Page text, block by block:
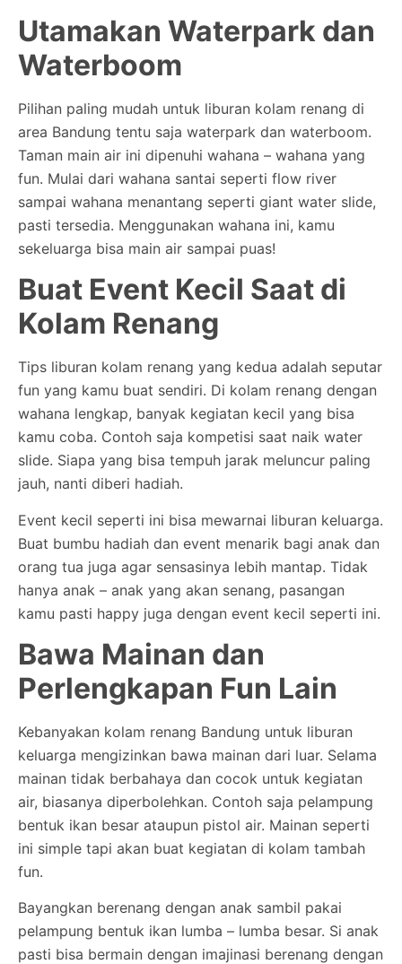
Utamakan Waterpark dan
Waterboom
Pilihan paling mudah untuk liburan kolam renang di
area Bandung tentu saja waterpark dan waterboom.
Taman main air ini dipenuhi wahana – wahana yang
fun. Mulai dari wahana santai seperti flow river
sampai wahana menantang seperti giant water slide,
pasti tersedia. Menggunakan wahana ini, kamu
sekeluarga bisa main air sampai puas!
Buat Event Kecil Saat di
Kolam Renang
Tips liburan kolam renang yang kedua adalah seputar
fun yang kamu buat sendiri. Di kolam renang dengan
wahana lengkap, banyak kegiatan kecil yang bisa
kamu coba. Contoh saja kompetisi saat naik water
slide. Siapa yang bisa tempuh jarak meluncur paling
jauh, nanti diberi hadiah.
Event kecil seperti ini bisa mewarnai liburan keluarga.
Buat bumbu hadiah dan event menarik bagi anak dan
orang tua juga agar sensasinya lebih mantap. Tidak
hanya anak – anak yang akan senang, pasangan
kamu pasti happy juga dengan event kecil seperti ini.
Bawa Mainan dan
Perlengkapan Fun Lain
Kebanyakan kolam renang Bandung untuk liburan
keluarga mengizinkan bawa mainan dari luar. Selama
mainan tidak berbahaya dan cocok untuk kegiatan
air, biasanya diperbolehkan. Contoh saja pelampung
bentuk ikan besar ataupun pistol air. Mainan seperti
ini simple tapi akan buat kegiatan di kolam tambah
fun.
Bayangkan berenang dengan anak sambil pakai
pelampung bentuk ikan lumba – lumba besar. Si anak
pasti bisa bermain dengan imajinasi berenang dengan